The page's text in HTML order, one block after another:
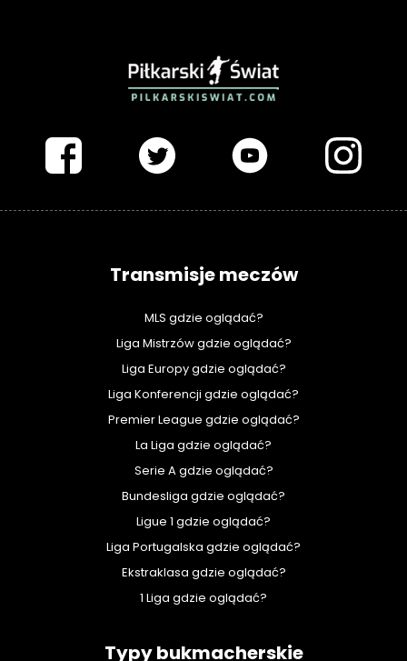
Transmisje meczów
MLS gdzie oglądać?
Liga Mistrzów gdzie oglądać?
Liga Europy gdzie oglądać?
Liga Konferencji gdzie oglądać?
Premier League gdzie oglądać?
La Liga gdzie oglądać?
Serie A gdzie oglądać?
Bundesliga gdzie oglądać?
Ligue 1 gdzie oglądać?
Liga Portugalska gdzie oglądać?
Ekstraklasa gdzie oglądać?
1 Liga gdzie oglądać?
Typy bukmacherskie